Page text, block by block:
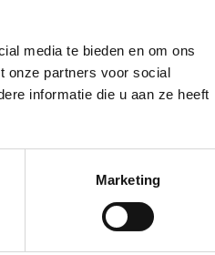
media te bieden en om ons
onze partners voor social
informatie die u aan ze heeft
Marketing
bladeren, waarbij ze ook
weinig onderling. Het is
kratten,
klompen. De populierwortel is
van de populierwortel, ziet